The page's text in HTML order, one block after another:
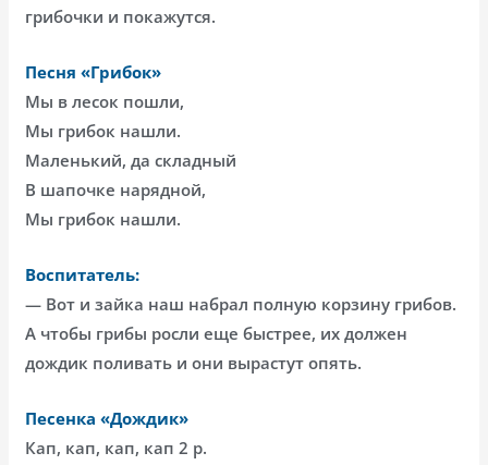
грибочки и покажутся.
Песня «Грибок»
Мы в лесок пошли,
Мы грибок нашли.
Маленький, да складный
В шапочке нарядной,
Мы грибок нашли.
Воспитатель:
— Вот и зайка наш набрал полную корзину грибов.
А чтобы грибы росли еще быстрее, их должен
дождик поливать и они вырастут опять.
Песенка «Дождик»
Кап, кап, кап, кап 2 р.